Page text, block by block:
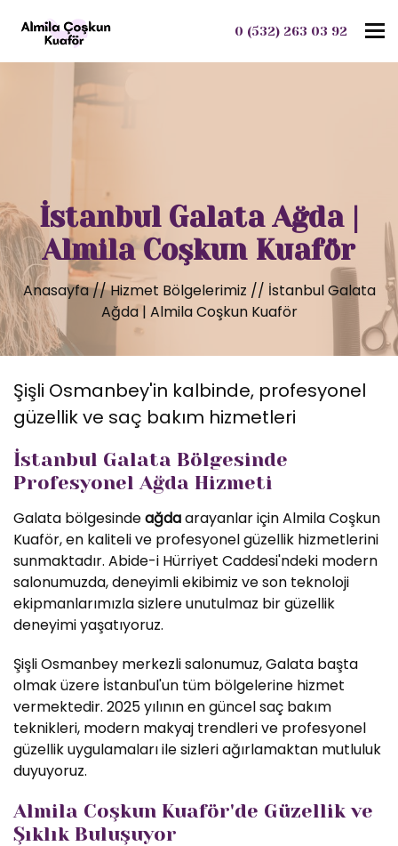
0 (532) 263 03 92
İstanbul Galata Ağda |
Almila Coşkun Kuaför
Anasayfa//Hizmet Bölgelerimiz // İstanbul Galata
Ağda | Almila Coşkun Kuaför
Şişli Osmanbey'in kalbinde, profesyonel
güzellik ve saç bakım hizmetleri
İstanbul Galata Bölgesinde
Profesyonel Ağda Hizmeti
Galata bölgesindeağdaarayanlar için Almila Coşkun
Kuaför, en kaliteli ve profesyonel güzellik hizmetlerini
sunmaktadır. Abide-i Hürriyet Caddesi'ndeki modern
salonumuzda, deneyimli ekibimiz ve son teknoloji
ekipmanlarımızla sizlere unutulmaz bir güzellik
deneyimi yaşatıyoruz.
Şişli Osmanbey merkezli salonumuz, Galata başta
olmak üzere İstanbul'un tüm bölgelerine hizmet
vermektedir. 2025 yılının en güncel saç bakım
teknikleri, modern makyaj trendleri ve profesyonel
güzellik uygulamaları ile sizleri ağırlamaktan mutluluk
duyuyoruz.
Almila Coşkun Kuaför'de Güzellik ve
Şıklık Buluşuyor